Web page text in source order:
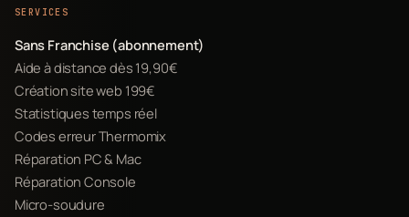
SERVICES
Sans Franchise (abonnement)
Aide à distance dès 19,90€
Création site web 199€
Statistiques temps réel
Codes erreur Thermomix
Réparation PC & Mac
Réparation Console
Micro-soudure